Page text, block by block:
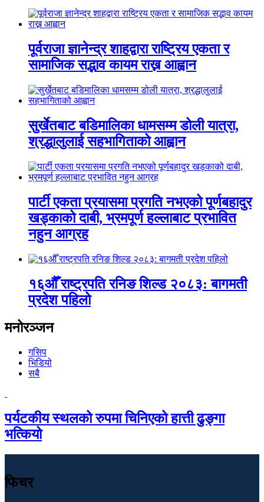
पूर्वराजा ज्ञानेन्द्र शाहद्वारा राष्ट्रिय एकता र
सामाजिक सद्भाव कायम राख्न आह्वान
सुर्खेतबाट बडिमालिका धामसम्म डोली यात्रा,
श्रद्धालुलाई सहभागिताको आह्वान
पार्टी एकता प्रयासमा प्रगति नभएको पूर्णबहादुर
खड्काको दाबी, भ्रमपूर्ण हल्लाबाट प्रभावित
नहुन आग्रह
१६औँ राष्ट्रपति रनिङ शिल्ड २०८३: बागमती
प्रदेश पहिलो
मनोरञ्जन
गसिप
भिडियो
सबै
पर्यटकीय स्थलको रुपमा चिनिएको हात्ती ढुङ्गा
भत्कियो
फिचर